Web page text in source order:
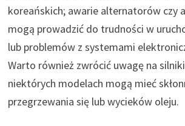
koreańskich; awarie alternatorów czy
mogą prowadzić do trudności w
lub problemów z systemami
Warto również zwrócić uwagę na
niektórych modelach mogą mieć
przegrzewania się lub wycieków oleju.